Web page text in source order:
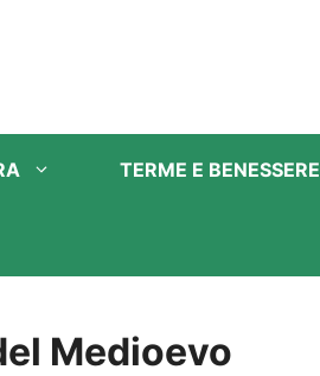
TERME E BENESSERE
Medioevo